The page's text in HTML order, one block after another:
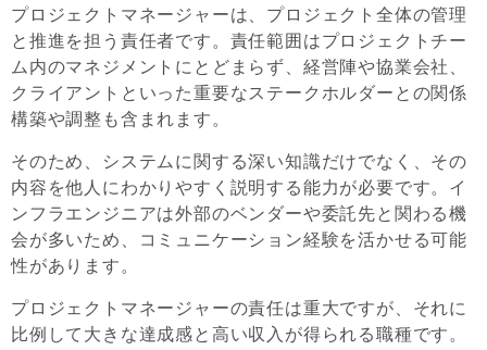
プロジェクトマネージャーは、プロジェクト全体の管理
と推進を担う責任者です。責任範囲はプロジェクトチー
ム内のマネジメントにとどまらず、経営陣や協業会社、
クライアントといった重要なステークホルダーとの関係
構築や調整も含まれます。
そのため、システムに関する深い知識だけでなく、その
内容を他人にわかりやすく説明する能力が必要です。イ
ンフラエンジニアは外部のベンダーや委託先と関わる機
会が多いため、コミュニケーション経験を活かせる可能
性があります。
プロジェクトマネージャーの責任は重大ですが、それに
比例して大きな達成感と高い収入が得られる職種です。